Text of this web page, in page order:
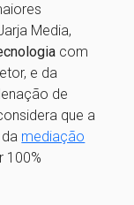
Media,
com
e da
de
que a
mediação
100%